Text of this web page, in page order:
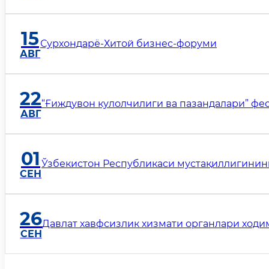
15
АВГ
Сурхондарё-Хитой бизнес-форуми
22
АВГ
“Ғиждувон кулолчилиги ва пазандалари”
01
СЕН
Ўзбекистон Республикаси
26
СЕН
Давлат хавфсизлик хизмати органлари